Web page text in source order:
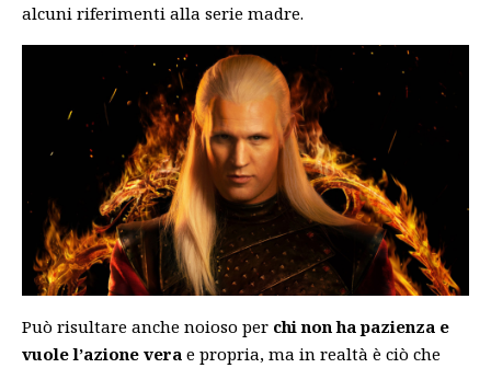
alcuni riferimenti alla serie madre.
Può risultare anche noioso per chi non ha pazienza e
vuole l’azione vera e propria, ma in realtà è ciò che